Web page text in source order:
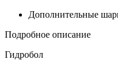
Дополнительные
Подробное описание
Гидробол